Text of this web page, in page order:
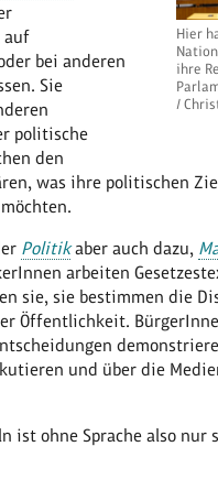
Hier
ihre
/
auf
bei anderen
Sie
politische
den
was ihre politischen
Politikaber auch dazu,
arbeiten
sie, sie bestimmen die
Öffentlichkeit.
und über die
ist ohne Sprache also nur